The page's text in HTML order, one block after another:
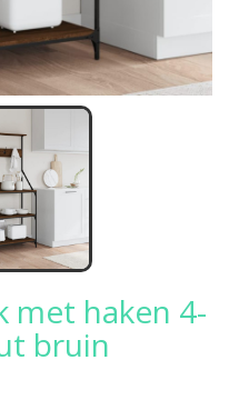
met haken 4-
bruin